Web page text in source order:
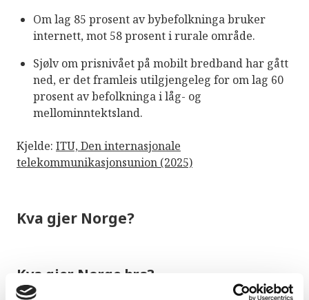
Om lag 85 prosent av bybefolkninga bruker
internett, mot 58 prosent i rurale område.
Sjølv om prisnivået på mobilt bredband har gått
ned, er det framleis utilgjengeleg for om lag 60
prosent av befolkninga i låg- og
mellominntektsland.
Kjelde: ITU, Den internasjonale
telekommunikasjonsunion (2025)
Kva gjer Norge?
Kva gjer Norge bra?